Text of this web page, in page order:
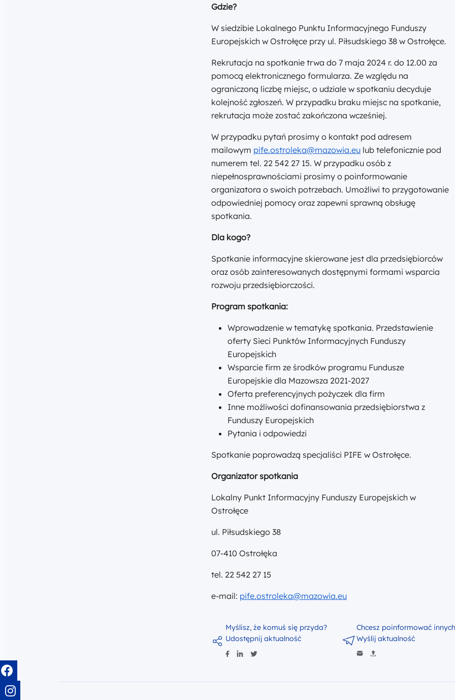
Gdzie?
W siedzibie Lokalnego Punktu Informacyjnego Funduszy
Europejskich w Ostrołęce przy ul. Piłsudskiego 38 w Ostrołęce.
Rekrutacja na spotkanie trwa do 7 maja 2024 r. do 12.00 za
pomocą elektronicznego formularza. Ze względu na
ograniczoną liczbę miejsc, o udziale w spotkaniu decyduje
kolejność zgłoszeń. W przypadku braku miejsc na spotkanie,
rekrutacja może zostać zakończona wcześniej.
W przypadku pytań prosimy o kontakt pod adresem
mailowym pife.ostroleka@mazowia.eu lub telefonicznie pod
numerem tel. 22 542 27 15. W przypadku osób z
niepełnosprawnościami prosimy o poinformowanie
organizatora o swoich potrzebach. Umożliwi to przygotowanie
odpowiedniej pomocy oraz zapewni sprawną obsługę
spotkania.
Dla kogo?
Spotkanie informacyjne skierowane jest dla przedsiębiorców
oraz osób zainteresowanych dostępnymi formami wsparcia
rozwoju przedsiębiorczości.
Program spotkania:
Wprowadzenie w tematykę spotkania. Przedstawienie
oferty Sieci Punktów Informacyjnych Funduszy
Europejskich
Wsparcie firm ze środków programu Fundusze
Europejskie dla Mazowsza 2021-2027
Oferta preferencyjnych pożyczek dla firm
Inne możliwości dofinansowania przedsiębiorstwa z
Funduszy Europejskich
Pytania i odpowiedzi
Spotkanie poprowadzą specjaliści PIFE w Ostrołęce.
Organizator spotkania
Lokalny Punkt Informacyjny Funduszy Europejskich w
Ostrołęce
ul. Piłsudskiego 38
07-410 Ostrołęka
tel. 22 542 27 15
e-mail: pife.ostroleka@mazowia.eu
Myślisz, że komuś się przyda?
Udostępnij aktualność
Chcesz poinformować
Wyślij aktualność